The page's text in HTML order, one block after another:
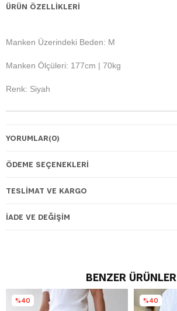
ÜRÜN ÖZELLIKLERI
Manken Üzerindeki Beden: M
Manken Ölçüleri: 177cm | 70kg
Renk: Siyah
YORUMLAR(0)
ÖDEME SEÇENEKLERI
TESLIMAT VE KARGO
İADE VE DEĞIŞIM
BENZER ÜRÜNLER
%40 %40